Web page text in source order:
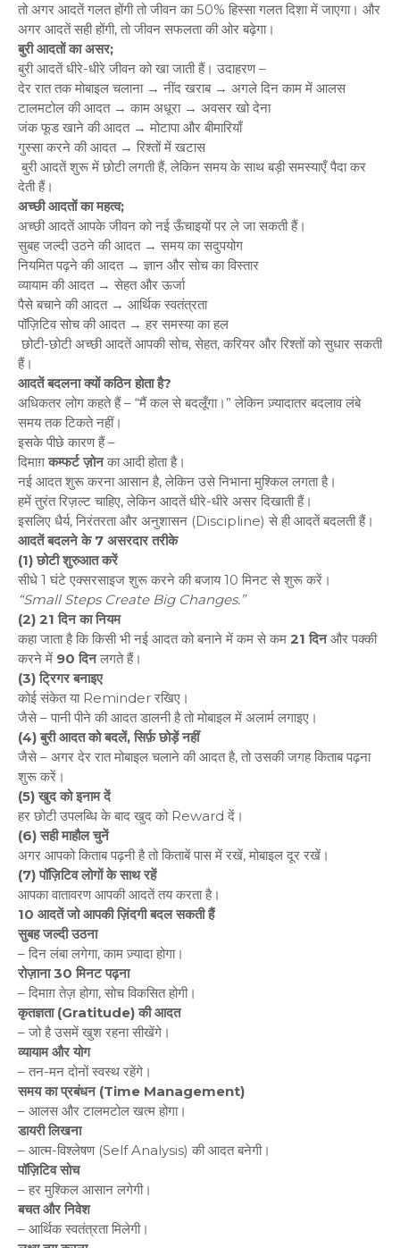
तो अगर आदतें गलत होंगी तो जीवन का 50% हिस्सा गलत दिशा में जाएगा। और
अगर आदतें सही होंगी, तो जीवन सफलता की ओर बढ़ेगा।
बुरी आदतों का असर;
बुरी आदतें धीरे-धीरे जीवन को खा जाती हैं। उदाहरण –
देर रात तक मोबाइल चलाना → नींद खराब → अगले दिन काम में आलस
टालमटोल की आदत → काम अधूरा → अवसर खो देना
जंक फूड खाने की आदत → मोटापा और बीमारियाँ
गुस्सा करने की आदत → रिश्तों में खटास
बुरी आदतें शुरू में छोटी लगती हैं, लेकिन समय के साथ बड़ी समस्याएँ पैदा कर
देती हैं।
अच्छी आदतों का महत्व;
अच्छी आदतें आपके जीवन को नई ऊँचाइयों पर ले जा सकती हैं।
सुबह जल्दी उठने की आदत → समय का सदुपयोग
नियमित पढ़ने की आदत → ज्ञान और सोच का विस्तार
व्यायाम की आदत → सेहत और ऊर्जा
पैसे बचाने की आदत → आर्थिक स्वतंत्रता
पॉज़िटिव सोच की आदत → हर समस्या का हल
छोटी-छोटी अच्छी आदतें आपकी सोच, सेहत, करियर और रिश्तों को सुधार सकती
हैं।
आदतें बदलना क्यों कठिन होता है?
अधिकतर लोग कहते हैं – “मैं कल से बदलूँगा।” लेकिन ज़्यादातर बदलाव लंबे
समय तक टिकते नहीं।
इसके पीछे कारण हैं –
दिमाग़ कम्फर्ट ज़ोनका आदी होता है।
नई आदत शुरू करना आसान है, लेकिन उसे निभाना मुश्किल लगता है।
हमें तुरंत रिज़ल्ट चाहिए, लेकिन आदतें धीरे-धीरे असर दिखाती हैं।
इसलिए धैर्य, निरंतरता और अनुशासन (Discipline) से ही आदतें बदलती हैं।
आदतें बदलने के 7 असरदार तरीके
(1) छोटी शुरुआत करें
सीधे 1 घंटे एक्सरसाइज शुरू करने की बजाय 10 मिनट से शुरू करें।
“Small Steps Create Big Changes.”
(2) 21 दिन का नियम
कहा जाता है कि किसी भी नई आदत को बनाने में कम से कम 21 दिनऔर पक्की
करने में 90 दिनलगते हैं।
(3) ट्रिगर बनाइए
कोई संकेत या Reminder रखिए।
जैसे – पानी पीने की आदत डालनी है तो मोबाइल में अलार्म लगाइए।
(4) बुरी आदत को बदलें, सिर्फ़ छोड़ें नहीं
जैसे – अगर देर रात मोबाइल चलाने की आदत है, तो उसकी जगह किताब पढ़ना
शुरू करें।
(5) खुद को इनाम दें
हर छोटी उपलब्धि के बाद खुद को Reward दें।
(6) सही माहौल चुनें
अगर आपको किताब पढ़नी है तो किताबें पास में रखें, मोबाइल दूर रखें।
(7) पॉज़िटिव लोगों के साथ रहें
आपका वातावरण आपकी आदतें तय करता है।
10 आदतें जो आपकी ज़िंदगी बदल सकती हैं
सुबह जल्दी उठना
– दिन लंबा लगेगा, काम ज़्यादा होगा।
रोज़ाना 30 मिनट पढ़ना
– दिमाग़ तेज़ होगा, सोच विकसित होगी।
कृतज्ञता (Gratitude) की आदत
– जो है उसमें खुश रहना सीखेंगे।
व्यायाम और योग
– तन-मन दोनों स्वस्थ रहेंगे।
समय का प्रबंधन (Time Management)
– आलस और टालमटोल खत्म होगा।
डायरी लिखना
– आत्म-विश्लेषण (Self Analysis) की आदत बनेगी।
पॉज़िटिव सोच
– हर मुश्किल आसान लगेगी।
बचत और निवेश
– आर्थिक स्वतंत्रता मिलेगी।